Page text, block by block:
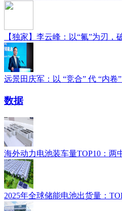
【独家】李云峰：以“氟”为刃，
远景田庆军：以 “竞合” 代 “内卷
数据
海外动力电池装车量TOP10：两
2025年全球储能电池出货量：